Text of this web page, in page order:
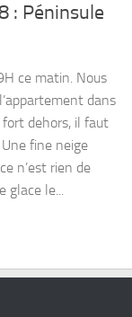
: Péninsule
ce matin. Nous
dans
dehors, il faut
fine neige
n’est rien de
glace le...